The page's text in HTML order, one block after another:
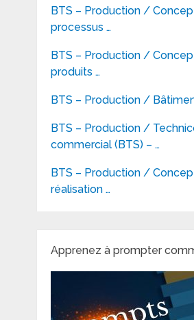
BTS – Production /
processus …
BTS – Production /
produits …
BTS – Production /
BTS – Production /
commercial (BTS) – …
BTS – Production /
réalisation …
Apprenez à prompter